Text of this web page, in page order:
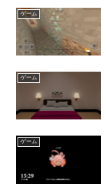
ゲーム
ゲーム
ゲーム